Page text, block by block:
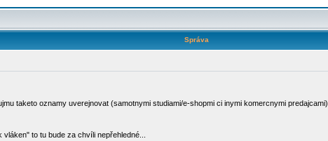
Správa
taketo oznamy uverejnovat (samotnymi studiami/e-shopmi ci inymi komercnymi predajcami).
to tu bude za chvíli nepřehledné...